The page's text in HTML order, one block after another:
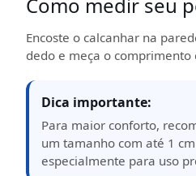
Encoste o calcanhar na
dedo e meça o
Dica importante:
Para maior conforto,
um tamanho com até 1
especialmente para uso